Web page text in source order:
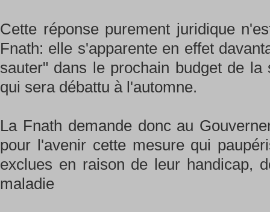
Cette réponse purement juridique
Fnath: elle s'apparente en effet
sauter" dans le prochain budget de
qui sera débattu à l'automne.
La Fnath demande donc au
pour l'avenir cette mesure qui
exclues en raison de leur handicap,
maladie